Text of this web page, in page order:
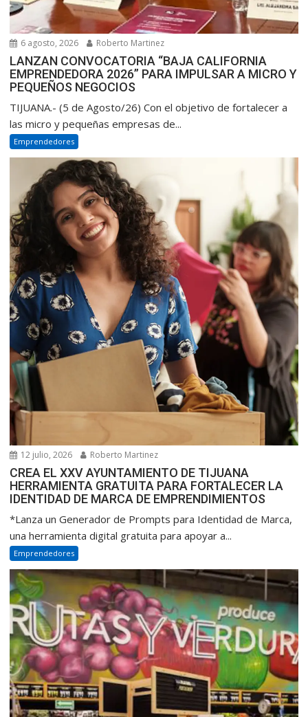
6 agosto, 2026 Roberto Martinez
LANZAN CONVOCATORIA “BAJA CALIFORNIA
EMPRENDEDORA 2026” PARA IMPULSAR A MICRO Y
PEQUEÑOS NEGOCIOS
TIJUANA.- (5 de Agosto/26) Con el objetivo de fortalecer a
las micro y pequeñas empresas de...
Emprendedores
12 julio, 2026 Roberto Martinez
CREA EL XXV AYUNTAMIENTO DE TIJUANA
HERRAMIENTA GRATUITA PARA FORTALECER LA
IDENTIDAD DE MARCA DE EMPRENDIMIENTOS
*Lanza un Generador de Prompts para Identidad de Marca,
una herramienta digital gratuita para apoyar a...
Emprendedores